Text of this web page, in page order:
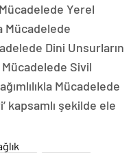
Mücadelede Yerel
Mücadelede
Dini Unsurların
Mücadelede Sivil
Mücadelede
kapsamlı şekilde ele